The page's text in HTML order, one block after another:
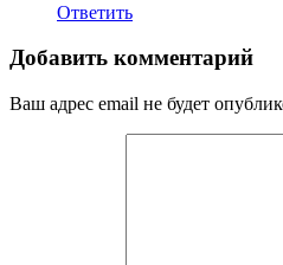
Ответить
Добавить комментарий
Ваш адрес email не будет